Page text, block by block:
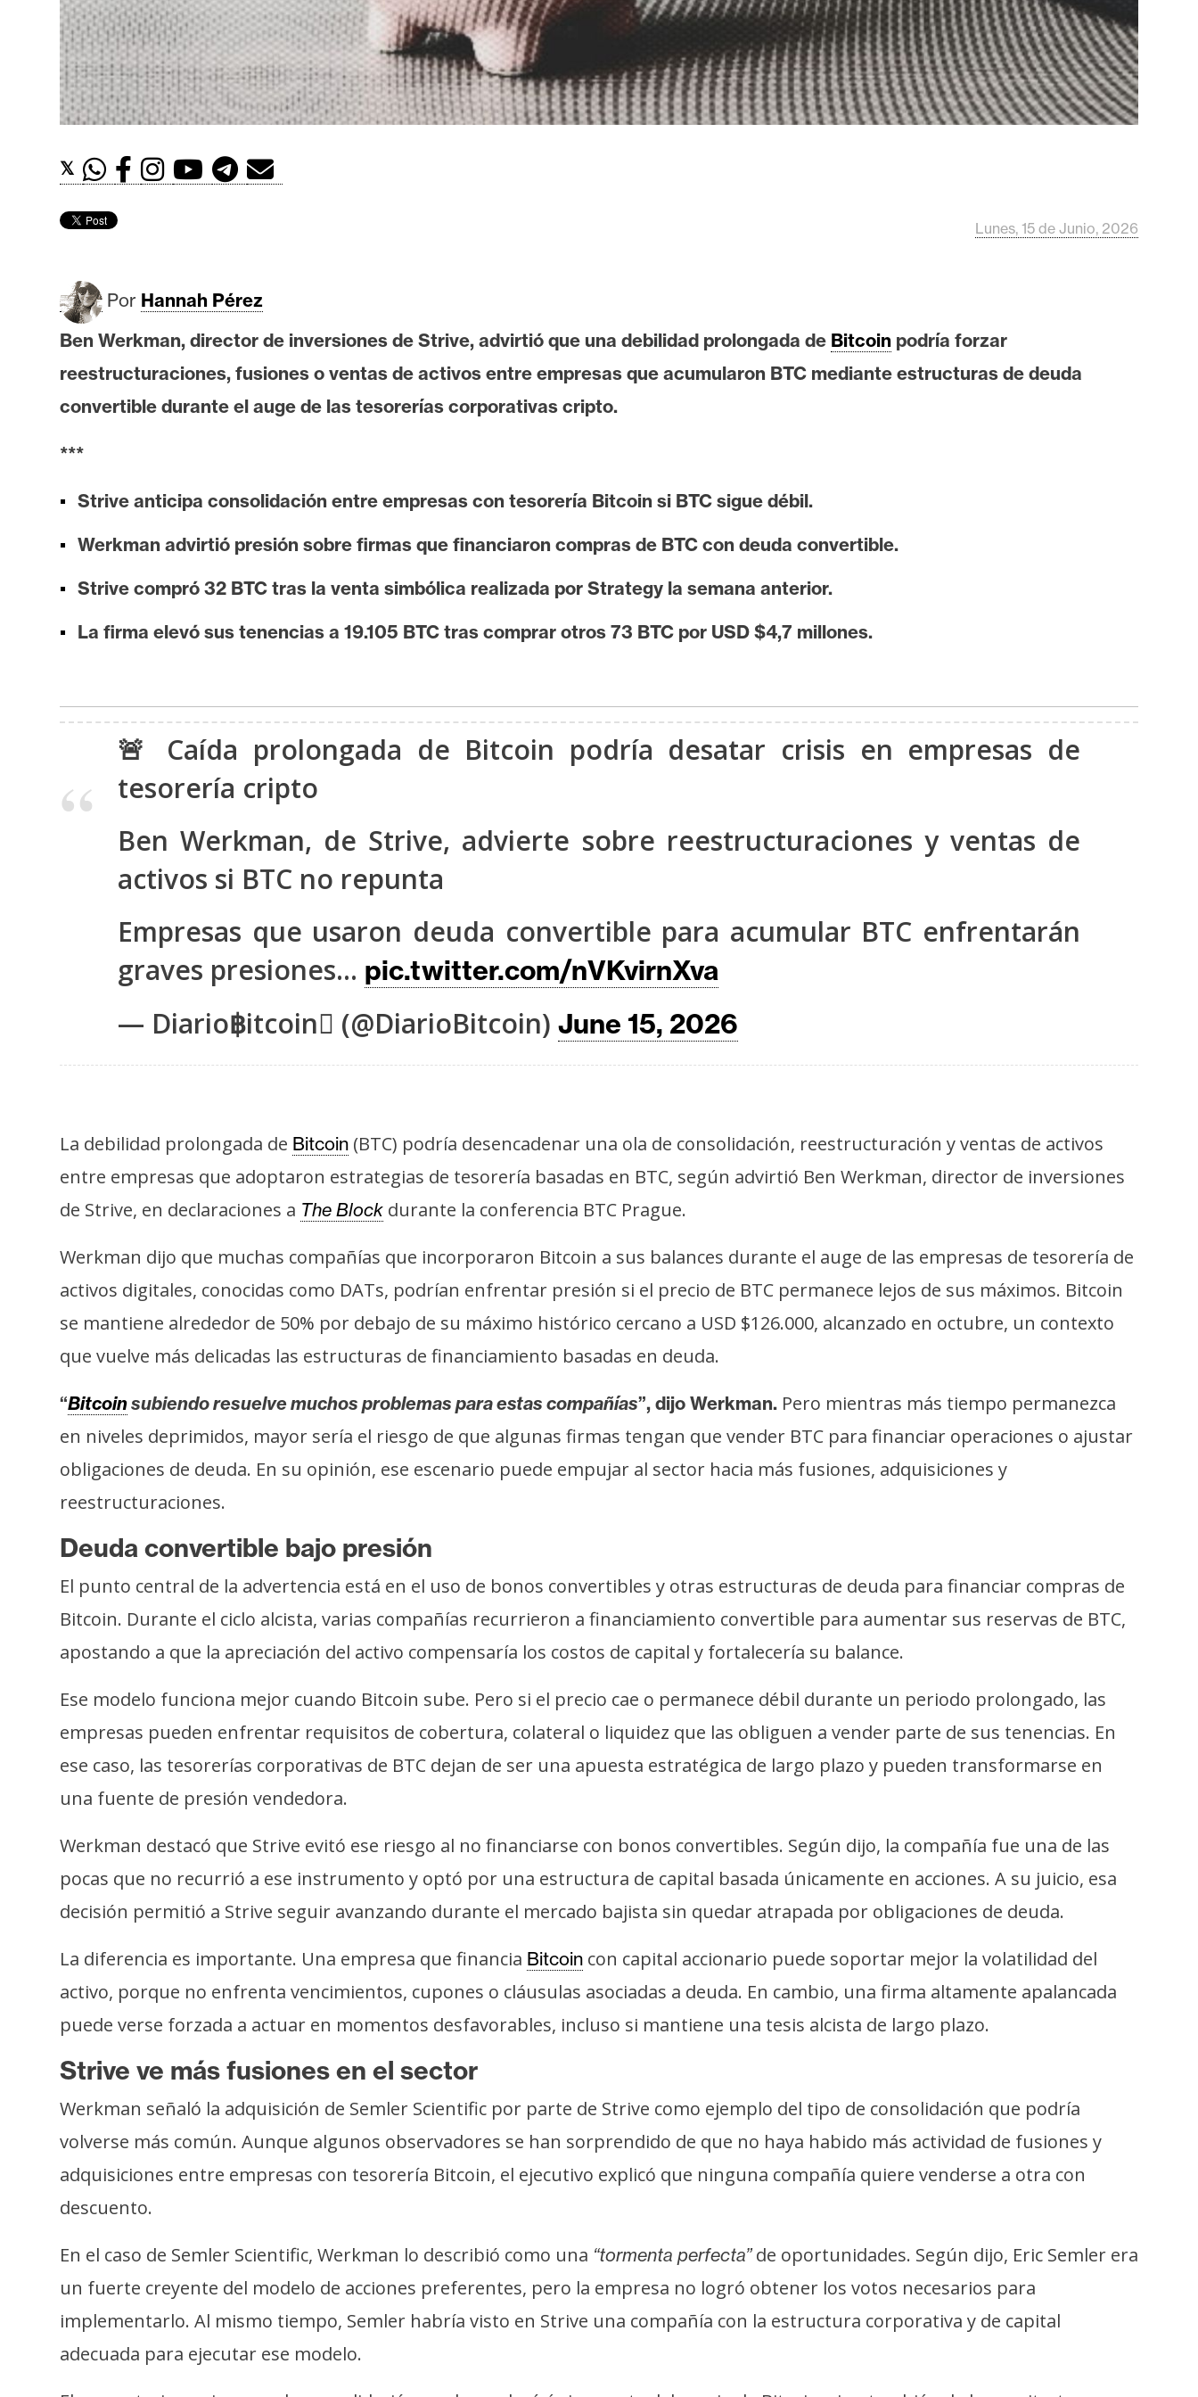
t
h
e
r
e
m
I
A
n
i
i
N
t
s
P
n
s
R
r
s
o
C
o
t
c
t
o
P
b
l
c
i
a
d
𝕏
Lunes, 15 de Junio, 2026
Por Hannah Pérez
Ben Werkman, director de inversiones de Strive, advirtió que una debilidad prolongada de Bitcoin podría forzar
reestructuraciones, fusiones o ventas de activos entre empresas que acumularon BTC mediante estructuras de deuda
convertible durante el auge de las tesorerías corporativas cripto.
***
Strive anticipa consolidación entre empresas con tesorería Bitcoin si BTC sigue débil.
Werkman advirtió presión sobre firmas que financiaron compras de BTC con deuda convertible.
Strive compró 32 BTC tras la venta simbólica realizada por Strategy la semana anterior.
La firma elevó sus tenencias a 19.105 BTC tras comprar otros 73 BTC por USD $4,7 millones.
🚨 Caída prolongada de Bitcoin podría desatar crisis en empresas de
tesorería cripto
Ben Werkman, de Strive, advierte sobre reestructuraciones y ventas de
activos si BTC no repunta
Empresas que usaron deuda convertible para acumular BTC enfrentarán
graves presiones… pic.twitter.com/nVKvirnXva
— Diario฿itcoin (@DiarioBitcoin) June 15, 2026
La debilidad prolongada de Bitcoin (BTC) podría desencadenar una ola de consolidación, reestructuración y ventas de activos
entre empresas que adoptaron estrategias de tesorería basadas en BTC, según advirtió Ben Werkman, director de inversiones
de Strive, en declaraciones a The Block durante la conferencia BTC Prague.
Werkman dijo que muchas compañías que incorporaron Bitcoin a sus balances durante el auge de las empresas de tesorería de
activos digitales, conocidas como DATs, podrían enfrentar presión si el precio de BTC permanece lejos de sus máximos. Bitcoin
se mantiene alrededor de 50% por debajo de su máximo histórico cercano a USD $126.000, alcanzado en octubre, un contexto
que vuelve más delicadas las estructuras de financiamiento basadas en deuda.
“Bitcoinsubiendo resuelve muchos problemas para estas compañías”, dijo Werkman. Pero mientras más tiempo permanezca
en niveles deprimidos, mayor sería el riesgo de que algunas firmas tengan que vender BTC para financiar operaciones o ajustar
obligaciones de deuda. En su opinión, ese escenario puede empujar al sector hacia más fusiones, adquisiciones y
reestructuraciones.
Deuda convertible bajo presión
El punto central de la advertencia está en el uso de bonos convertibles y otras estructuras de deuda para financiar compras de
Bitcoin. Durante el ciclo alcista, varias compañías recurrieron a financiamiento convertible para aumentar sus reservas de BTC,
apostando a que la apreciación del activo compensaría los costos de capital y fortalecería su balance.
Ese modelo funciona mejor cuando Bitcoin sube. Pero si el precio cae o permanece débil durante un periodo prolongado, las
empresas pueden enfrentar requisitos de cobertura, colateral o liquidez que las obliguen a vender parte de sus tenencias. En
ese caso, las tesorerías corporativas de BTC dejan de ser una apuesta estratégica de largo plazo y pueden transformarse en
una fuente de presión vendedora.
Werkman destacó que Strive evitó ese riesgo al no financiarse con bonos convertibles. Según dijo, la compañía fue una de las
pocas que no recurrió a ese instrumento y optó por una estructura de capital basada únicamente en acciones. A su juicio, esa
decisión permitió a Strive seguir avanzando durante el mercado bajista sin quedar atrapada por obligaciones de deuda.
La diferencia es importante. Una empresa que financia Bitcoin con capital accionario puede soportar mejor la volatilidad del
activo, porque no enfrenta vencimientos, cupones o cláusulas asociadas a deuda. En cambio, una firma altamente apalancada
puede verse forzada a actuar en momentos desfavorables, incluso si mantiene una tesis alcista de largo plazo.
Strive ve más fusiones en el sector
Werkman señaló la adquisición de Semler Scientific por parte de Strive como ejemplo del tipo de consolidación que podría
volverse más común. Aunque algunos observadores se han sorprendido de que no haya habido más actividad de fusiones y
adquisiciones entre empresas con tesorería Bitcoin, el ejecutivo explicó que ninguna compañía quiere venderse a otra con
descuento.
En el caso de Semler Scientific, Werkman lo describió como una “tormenta perfecta”de oportunidades. Según dijo, Eric Semler era
un fuerte creyente del modelo de acciones preferentes, pero la empresa no logró obtener los votos necesarios para
implementarlo. Al mismo tiempo, Semler habría visto en Strive una compañía con la estructura corporativa y de capital
adecuada para ejecutar ese modelo.